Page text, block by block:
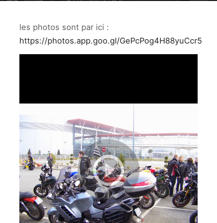
les photos sont par ici :
https://photos.app.goo.gl/GePcPog4H88yuCcr5